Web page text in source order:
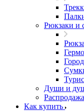
Рюкзаки и
Души и
Распродажа
Как купить